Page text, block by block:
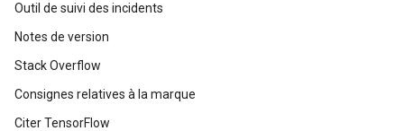
Outil de suivi des incidents
Notes de version
Stack Overflow
Consignes relatives à la marque
Citer TensorFlow